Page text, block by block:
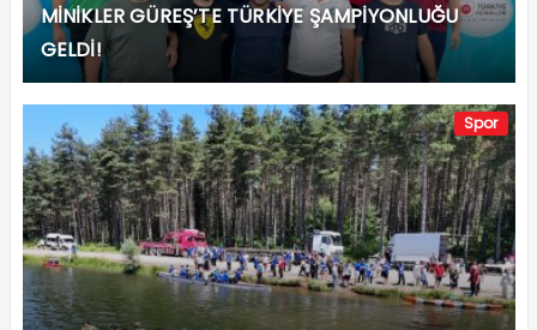
MİNİKLER GÜREŞ’TE TÜRKİYE ŞAMPİYONLUĞU
GELDİ!
Spor